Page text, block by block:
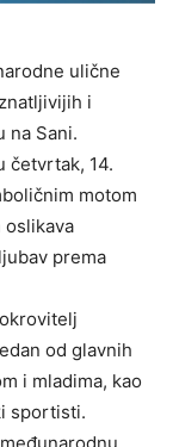
ulične
i
na Sani.
četvrtak, 14.
motom
oslikava
prema
od glavnih
i mladima, kao
sportisti.